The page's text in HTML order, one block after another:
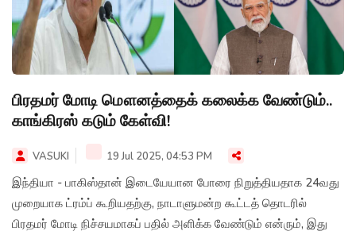
பிரதமர் மோடி மௌனத்தைக் கலைக்க வேண்டும்..
காங்கிரஸ் கடும் கேள்வி!
VASUKI 19 Jul 2025, 04:53 PM
இந்தியா - பாகிஸ்தான் இடையேயான போரை நிறுத்தியதாக 24வது
முறையாக ட்ரம்ப் கூறியதற்கு, நாடாளுமன்ற கூட்டத் தொடரில்
பிரதமர் மோடி நிச்சயமாகப் பதில் அளிக்க வேண்டும் என்ரும், இது